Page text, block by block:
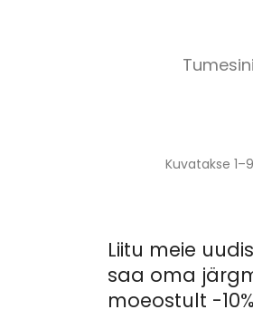
Kuvatakse
Liitu meie
saa oma
moeostult -